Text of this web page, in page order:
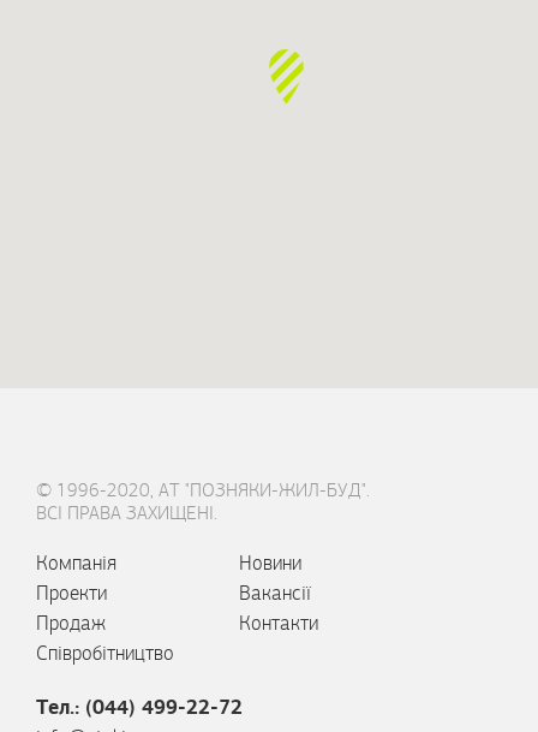
© 1996-2020, АТ "ПОЗНЯКИ-ЖИЛ-БУД".
ВСІ ПРАВА ЗАХИЩЕНІ.
Компанія
Проекти
Продаж
Співробітництво
Новини
Вакансії
Контакти
Тел.: (044) 499-22-72